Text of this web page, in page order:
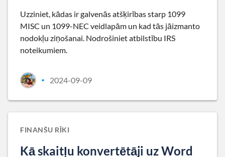
Uzziniet, kādas ir galvenās atšķirības starp 1099
MISC un 1099-NEC veidlapām un kad tās jāizmanto
nodokļu ziņošanai. Nodrošiniet atbilstību IRS
noteikumiem.
• 2024-09-09
FINANŠU RĪKI
Kā skaitļu konvertētāji uz Word